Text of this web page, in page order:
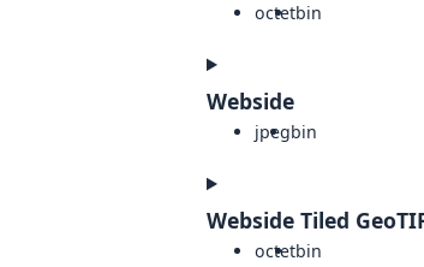
octetbin
Webside
jpegbin
Webside Tiled
octetbin